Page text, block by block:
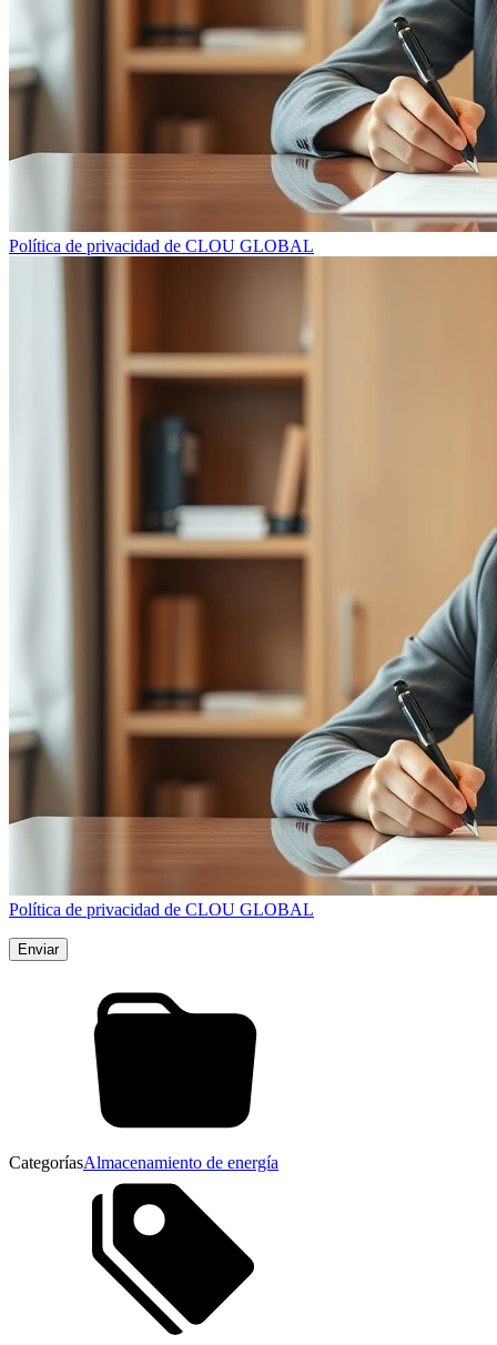
Política de privacidad de CLOU GLOBAL
Política de privacidad de CLOU GLOBAL
CategoríasAlmacenamiento de energía